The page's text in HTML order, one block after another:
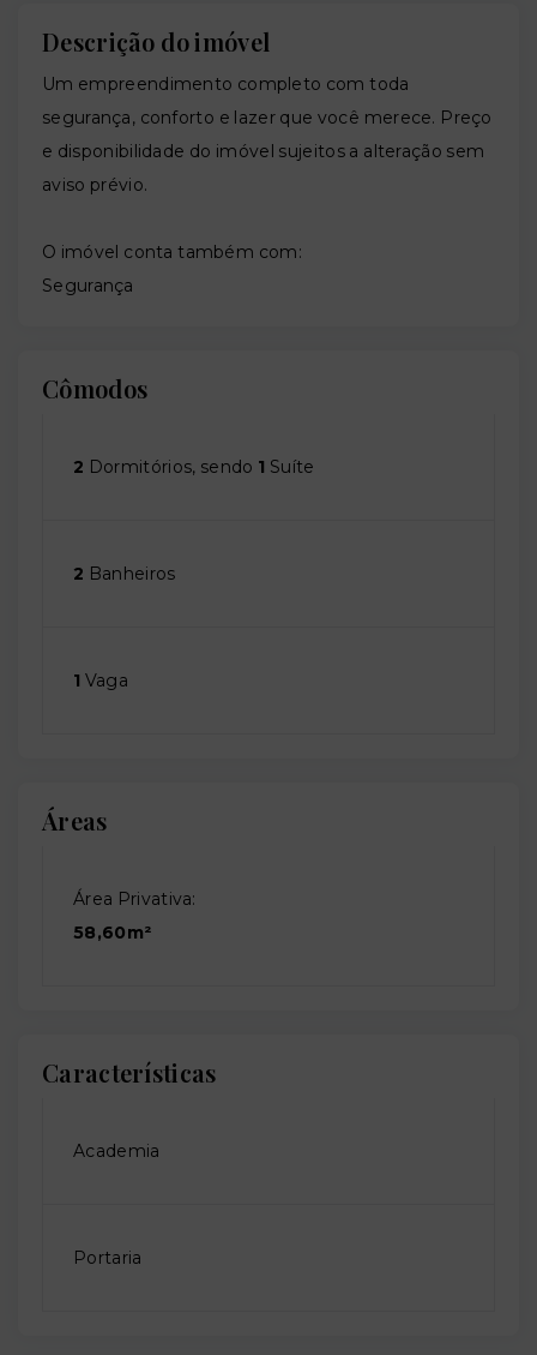
Descrição do imóvel
Um empreendimento completo com toda
segurança, conforto e lazer que você merece. Preço
e disponibilidade do imóvel sujeitos a alteração sem
aviso prévio.
O imóvel conta também com:
Segurança
Cômodos
2 Dormitórios, sendo 1 Suíte
2 Banheiros
1 Vaga
Áreas
Área Privativa:
58,60m²
Características
Academia
Portaria